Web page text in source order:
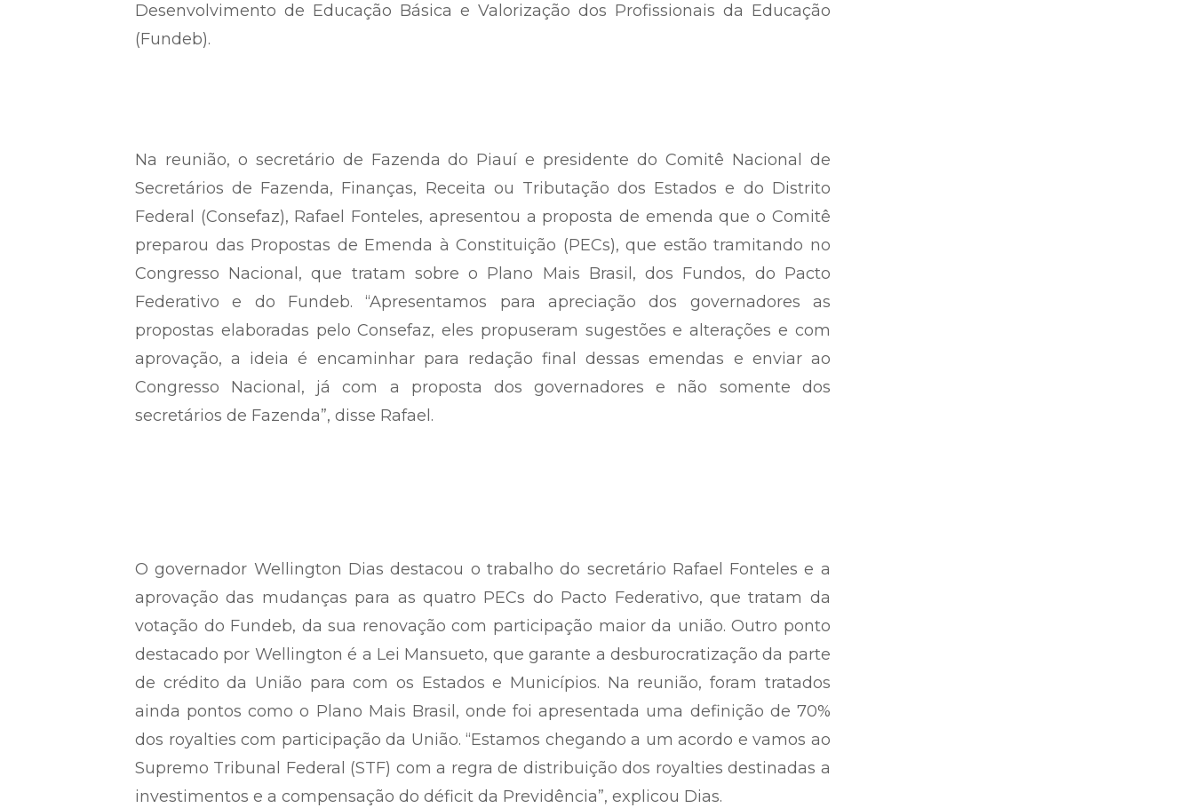
Desenvolvimento de Educação Básica e Valorização dos Profissionais da Educação
(Fundeb).
Na reunião, o secretário de Fazenda do Piauí e presidente do Comitê Nacional de
Secretários de Fazenda, Finanças, Receita ou Tributação dos Estados e do Distrito
Federal (Consefaz), Rafael Fonteles, apresentou a proposta de emenda que o Comitê
preparou das Propostas de Emenda à Constituição (PECs), que estão tramitando no
Congresso Nacional, que tratam sobre o Plano Mais Brasil, dos Fundos, do Pacto
Federativo e do Fundeb. “Apresentamos para apreciação dos governadores as
propostas elaboradas pelo Consefaz, eles propuseram sugestões e alterações e com
aprovação, a ideia é encaminhar para redação final dessas emendas e enviar ao
Congresso Nacional, já com a proposta dos governadores e não somente dos
secretários de Fazenda”, disse Rafael.
O governador Wellington Dias destacou o trabalho do secretário Rafael Fonteles e a
aprovação das mudanças para as quatro PECs do Pacto Federativo, que tratam da
votação do Fundeb, da sua renovação com participação maior da união. Outro ponto
destacado por Wellington é a Lei Mansueto, que garante a desburocratização da parte
de crédito da União para com os Estados e Municípios. Na reunião, foram tratados
ainda pontos como o Plano Mais Brasil, onde foi apresentada uma definição de 70%
dos royalties com participação da União. “Estamos chegando a um acordo e vamos ao
Supremo Tribunal Federal (STF) com a regra de distribuição dos royalties destinadas a
investimentos e a compensação do déficit da Previdência”, explicou Dias.